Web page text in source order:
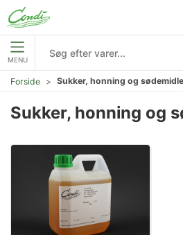
MENU
Forside Sukker, honning og
Sukker, honning og